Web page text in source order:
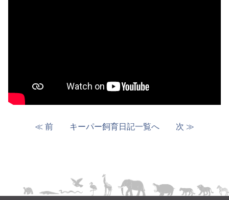
≪ 前 キーパー飼育日記一覧へ 次 ≫